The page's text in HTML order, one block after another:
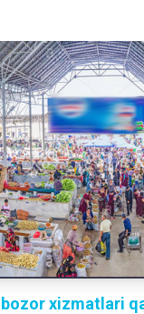
bozor xizmatlari